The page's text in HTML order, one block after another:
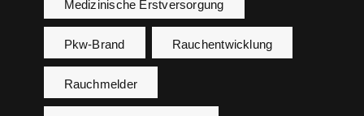
Medizinische Erstversorgung
Pkw-Brand Rauchentwicklung
Rauchmelder